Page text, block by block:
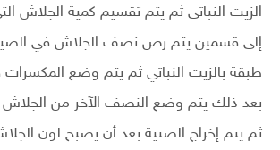
الزيت النباتي ثم يتم تقسيم كمية الجلاش
إلى قسمين يتم رص نصف الجلاش في
طبقة بالزيت النباتي ثم يتم وضع
بعد ذلك يتم وضع النصف الآخر من الجلاش
ثم يتم إخراج الصنية بعد أن يصبح لون